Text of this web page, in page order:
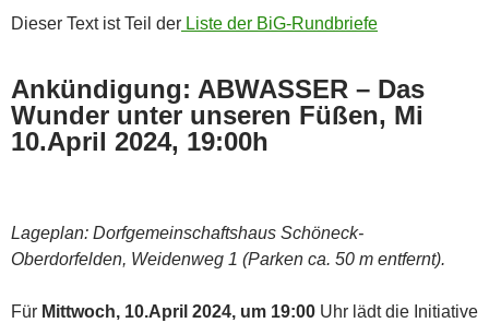
Dieser Text ist Teil der Liste der BiG-Rundbriefe
Ankündigung: ABWASSER – Das
Wunder unter unseren Füßen, Mi
10.April 2024, 19:00h
Lageplan: Dorfgemeinschaftshaus Schöneck-
Oberdorfelden, Weidenweg 1 (Parken ca. 50 m entfernt).
Für Mittwoch, 10.April 2024, um 19:00 Uhr lädt die Initiative